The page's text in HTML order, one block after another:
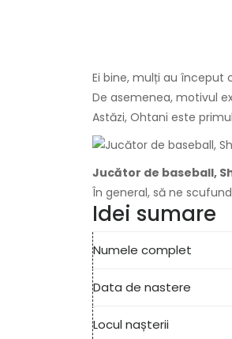
Ei bine, mulți au
De asemenea, motivul
Astăzi, Ohtani este
Jucător de baseball,
În general, să ne
Idei sumare
Numele complet
Data de nastere
Locul nașterii